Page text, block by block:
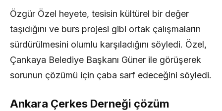
Özgür Özel heyete, tesisin kültürel bir değer
taşıdığını ve burs projesi gibi ortak çalışmaların
sürdürülmesini olumlu karşıladığını söyledi. Özel,
Çankaya Belediye Başkanı Güner ile görüşerek
sorunun çözümü için çaba sarf edeceğini söyledi.
Ankara Çerkes Derneği çözüm